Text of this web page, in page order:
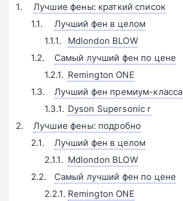
Лучшие фены: краткий список
Лучший фен в целом
Mdlondon BLOW󠁩󠁩󠁩󠁩󠁩󠁩
Самый лучший фен по цене
Remington ONE󠁩󠁩󠁩󠁩󠁩󠁩
Лучший фен премиум-класса
Dyson Supersonic r󠁩󠁩󠁩󠁩󠁩󠁩
Лучшие фены: подробно
Лучший фен в целом
Mdlondon BLOW󠁩󠁩󠁩󠁩󠁩󠁩
Самый лучший фен по цене
Remington ONE